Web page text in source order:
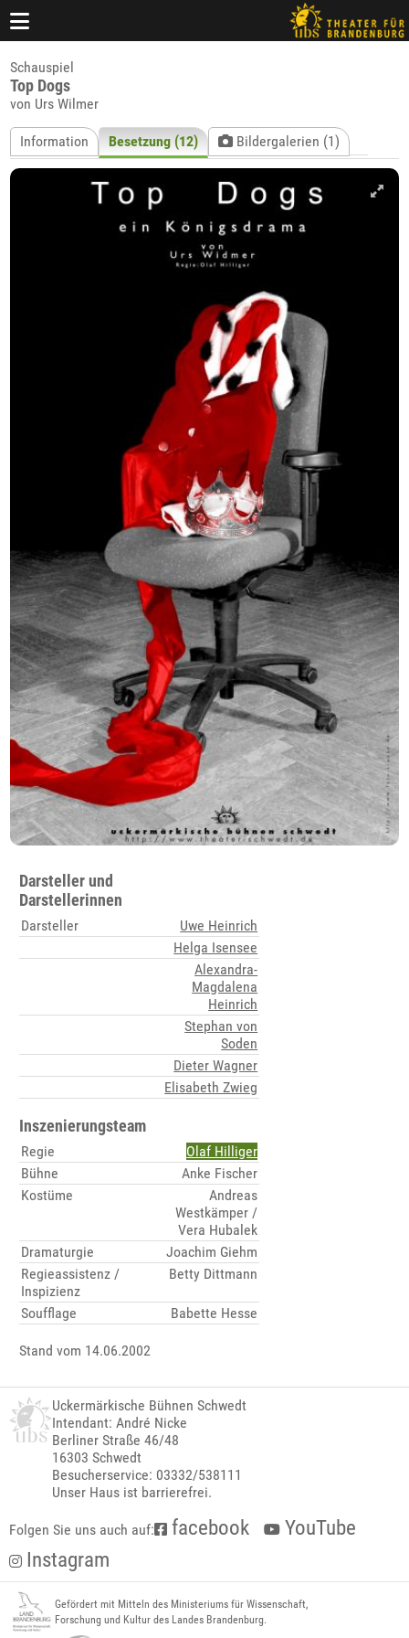
Schauspiel
Top Dogs
von Urs Wilmer
Information Besetzung (12) Bildergalerien (1)
Darsteller und
Darstellerinnen
Darsteller
Uwe Heinrich
Helga Isensee
Alexandra-
Magdalena
Heinrich
Stephan von
Soden
Dieter Wagner
Elisabeth Zwieg
Inszenierungsteam
Regie
Olaf Hilliger
Bühne
Anke Fischer
Kostüme
Andreas
Westkämper /
Vera Hubalek
Dramaturgie
Joachim Giehm
Regieassistenz /
Inspizienz
Betty Dittmann
Soufflage Babette Hesse
Stand vom 14.06.2002
Uckermärkische Bühnen Schwedt
Intendant: André Nicke
Berliner Straße 46/48
16303 Schwedt
Besucherservice: 03332/538111
Unser Haus ist barrierefrei.
Folgen Sie uns auch auf: facebook
YouTube
Instagram
Gefördert mit Mitteln des Ministeriums für Wissenschaft,
Forschung und Kultur des Landes Brandenburg.